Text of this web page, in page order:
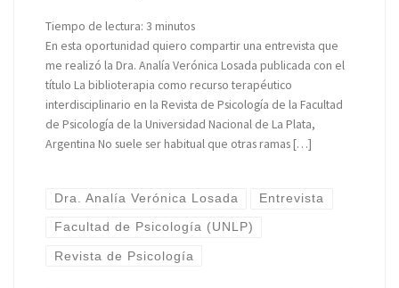
Tiempo de lectura: 3 minutos
En esta oportunidad quiero compartir una entrevista que
me realizó la Dra. Analía Verónica Losada publicada con el
título La biblioterapia como recurso terapéutico
interdisciplinario en la Revista de Psicología de la Facultad
de Psicología de la Universidad Nacional de La Plata,
Argentina No suele ser habitual que otras ramas […]
Dra. Analía Verónica Losada Entrevista
Facultad de Psicología (UNLP)
Revista de Psicología